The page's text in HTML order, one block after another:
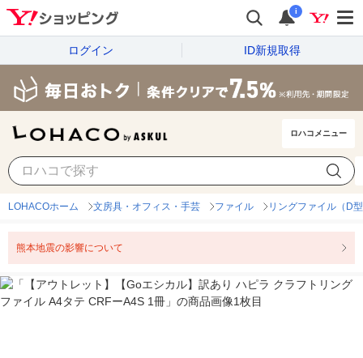
i
ログイン ID新規取得
ロハコメニュー
LOHACOホーム 文房具・オフィス・手芸 ファイル リングファイル（D
熊本地震の影響について